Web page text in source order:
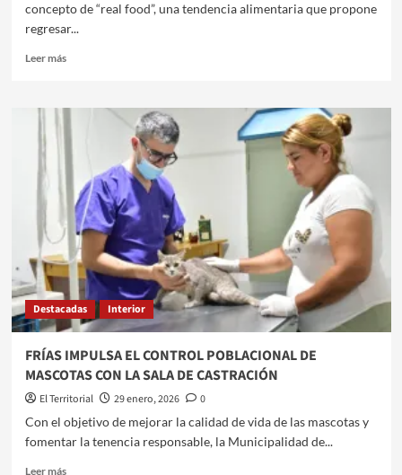
SUDESTE
SANTIAGUEÑO
concepto de “real food”, una tendencia alimentaria que propone
regresar...
Leer másLeer
“REAL
TENDENCIA
PROMUEVE
UNA
MEJOR
SALUD
CARDIOVASCULAR
Destacadas Interior
FRÍAS IMPULSA EL CONTROL POBLACIONAL DE
MASCOTAS CON LA SALA DE CASTRACIÓN
El Territorial 29 enero, 2026
0
Con el objetivo de mejorar la calidad de vida de las mascotas y
fomentar la tenencia responsable, la Municipalidad de...
Leer másLeer